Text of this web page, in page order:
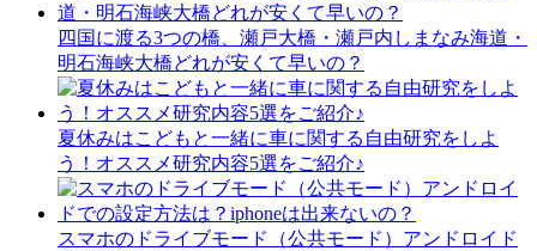
四国に渡る3つの橋、瀬戸大橋・瀬戸内しまなみ海道・
明石海峡大橋どれが安くて早いの？
夏休みはこどもと一緒に車に関する自由研究をしよ
う！オススメ研究内容5選をご紹介♪
スマホのドライブモード（公共モード）アンドロイド